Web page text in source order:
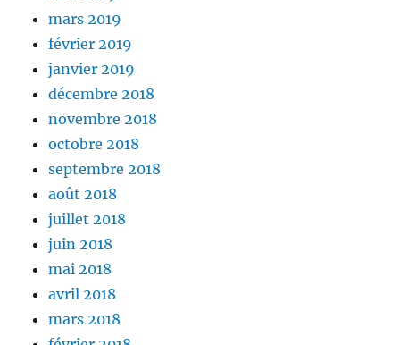
mars 2019
février 2019
janvier 2019
décembre 2018
novembre 2018
octobre 2018
septembre 2018
août 2018
juillet 2018
juin 2018
mai 2018
avril 2018
mars 2018